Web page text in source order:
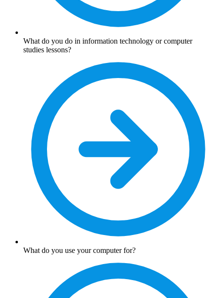
What do you do in information technology or computer
studies lessons?
What do you use your computer for?